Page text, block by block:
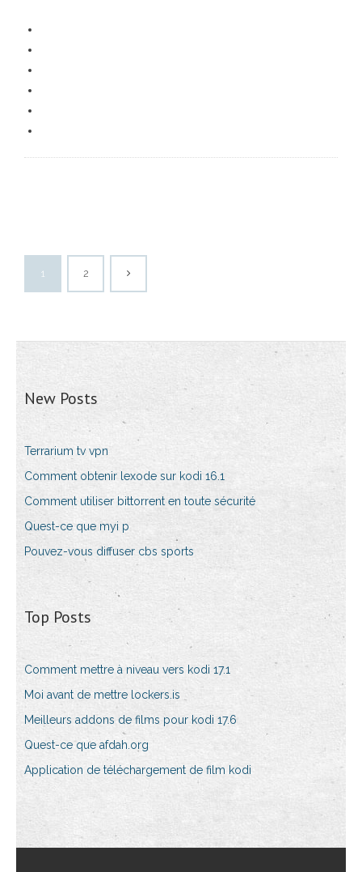
1 2
New Posts
Terrarium tv vpn
Comment obtenir lexode sur kodi 16.1
Comment utiliser bittorrent en toute sécurité
Quest-ce que myi p
Pouvez-vous diffuser cbs sports
Top Posts
Comment mettre à niveau vers kodi 17.1
Moi avant de mettre lockers.is
Meilleurs addons de films pour kodi 17.6
Quest-ce que afdah.org
Application de téléchargement de film kodi